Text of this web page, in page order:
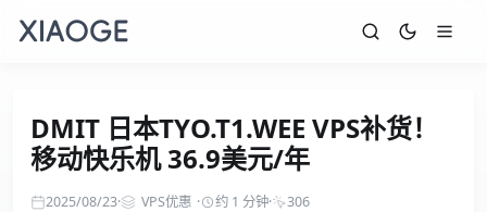
DMIT 日本TYO.T1.WEE VPS补货！
移动快乐机 36.9美元/年
2025/08/23· VPS优惠 · 约 1 分钟·
306